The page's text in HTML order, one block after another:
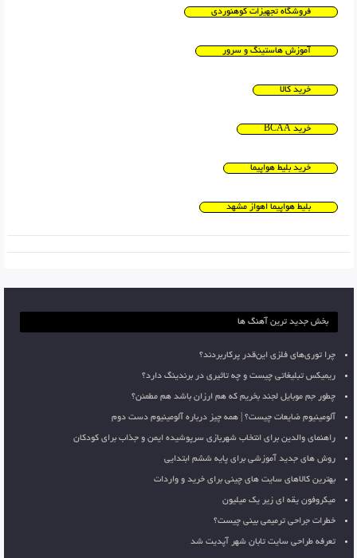
فروشگاه تجهیزات کوهنوردی
آموزش هاستینگ و سرور
خرید کالا
خرید BCAA
خرید بلیط هواپیما
بلیط هواپیما اهواز مشهد
بخش جدید ترین آهنگ ها
چرا توری‌های فلزی این‌قدر پرکاربردند؟
ریمیکس تبلیغاتی چیست و چه تاثیری در برندینگ دارد؟
چطور جم موبایل لجند بخریم که هم ارزان باشد هم مطمئن؟
آلومینیوم ضایعات چیست؟ | همه چیز درباره آلومینیوم دست دوم
راهنمای والدین برای انتخاب شهربازی سرپوشیده ایمن و جذاب برای کودکان
روش های جدید آموزشی برای پایه ششم ابتدایی
بهترین کالاهای سایت های چینی برای خرید و واردات
میکروفون یقه ای زیر یک میلیون
خطرات جراحی ترمیمی بینی چیست؟
تعرفه طراحی سایت تابان شهر آپدیت شد